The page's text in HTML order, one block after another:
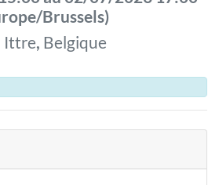
Brussels)
Ittre, Belgique